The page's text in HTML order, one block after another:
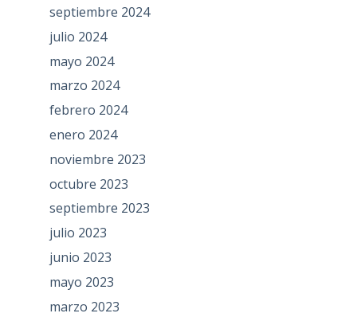
septiembre 2024
julio 2024
mayo 2024
marzo 2024
febrero 2024
enero 2024
noviembre 2023
octubre 2023
septiembre 2023
julio 2023
junio 2023
mayo 2023
marzo 2023